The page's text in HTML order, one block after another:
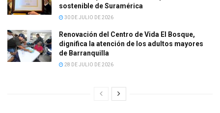
sostenible de Suramérica
30 DE JULIO DE 2026
Renovación del Centro de Vida El Bosque,
dignifica la atención de los adultos mayores
de Barranquilla
28 DE JULIO DE 2026